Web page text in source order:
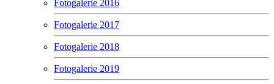
Fotogalerie 2016
Fotogalerie 2017
Fotogalerie 2018
Fotogalerie 2019